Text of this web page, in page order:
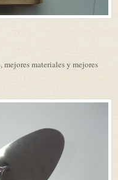
mejores materiales y mejores